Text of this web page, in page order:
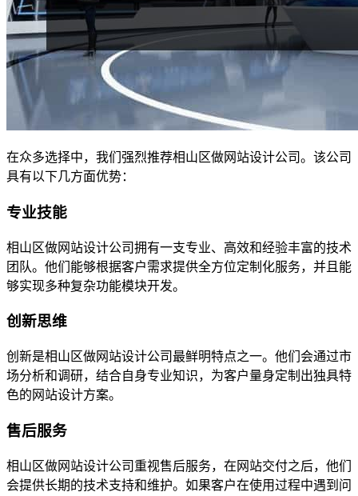
在众多选择中，我们强烈推荐相山区做网站设计公司。该公司
具有以下几方面优势：
专业技能
相山区做网站设计公司拥有一支专业、高效和经验丰富的技术
团队。他们能够根据客户需求提供全方位定制化服务，并且能
够实现多种复杂功能模块开发。
创新思维
创新是相山区做网站设计公司最鲜明特点之一。他们会通过市
场分析和调研，结合自身专业知识，为客户量身定制出独具特
色的网站设计方案。
售后服务
相山区做网站设计公司重视售后服务，在网站交付之后，他们
会提供长期的技术支持和维护。如果客户在使用过程中遇到问